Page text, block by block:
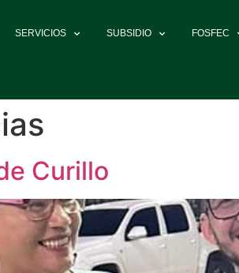
SERVICIOS SUBSIDIO FOSFEC
Curillo